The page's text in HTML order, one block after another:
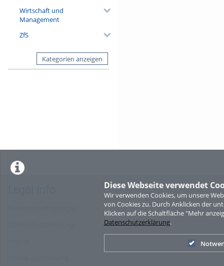
Diese Webseite verwendet
Wir verwenden Cookies, um unsere
von Cookies zu. Durch Anklicken der
Klicken auf die Schaltfläche "Mehr
Datenschutzerklärung.
Wirtschaft und
Management
ZfS
Kategorien anzeigen